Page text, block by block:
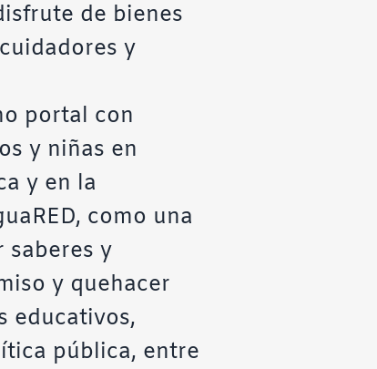
de bienes
y
portal con
y niñas en
y en la
como una
y
y quehacer
educativos,
pública, entre